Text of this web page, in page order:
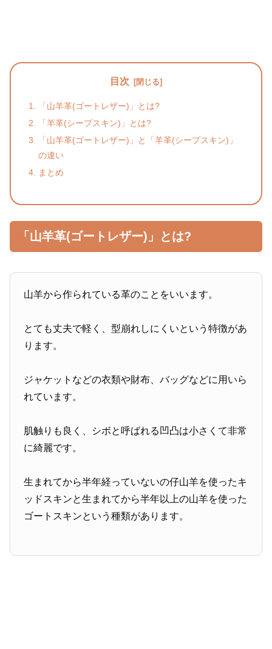
目次
「山羊革(ゴートレザー)」とは?
「羊革(シープスキン)」とは?
「山羊革(ゴートレザー)」と「羊革(シープスキン)」
の違い
まとめ
「山羊革(ゴートレザー)」とは?
山羊から作られている革のことをいいます。
とても丈夫で軽く、型崩れしにくいという特徴があ
ります。
ジャケットなどの衣類や財布、バッグなどに用いら
れています。
肌触りも良く、シボと呼ばれる凹凸は小さくて非常
に綺麗です。
生まれてから半年経っていないの仔山羊を使ったキ
ッドスキンと生まれてから半年以上の山羊を使った
ゴートスキンという種類があります。